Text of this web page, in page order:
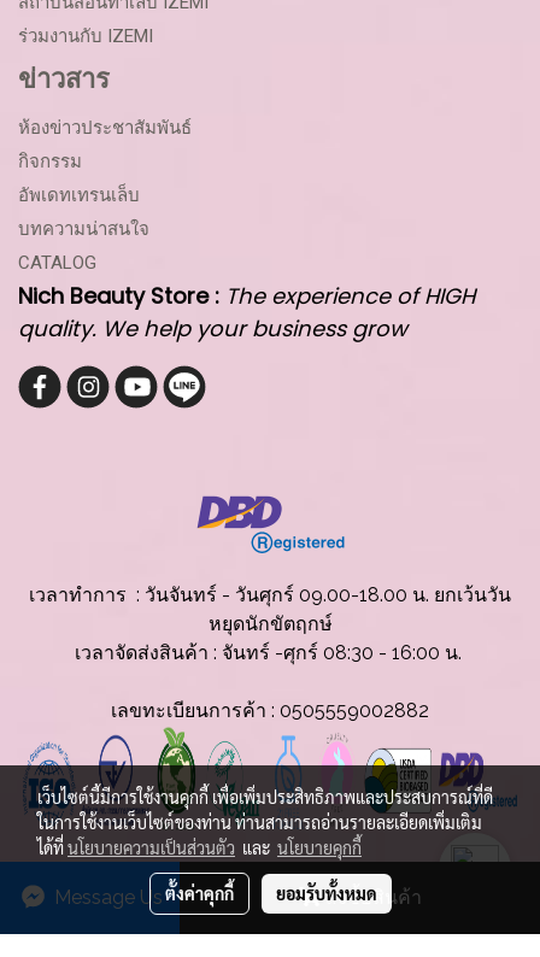
สั่งซื้อสินค้า
Message Us
ร่วมงานกับ IZEMI
ข่าวสาร
ห้องข่าวประชาสัมพันธ์
กิจกรรม
อัพเดทเทรนเล็บ
บทความน่าสนใจ
CATALOG
Nich Beauty Store : The experience of HIGH
quality. We help your business grow
เวลาทำการ : วันจันทร์ - วันศุกร์ 09.00-18.00 น. ยกเว้นวัน
หยุดนักขัตฤกษ์
เวลาจัดส่งสินค้า : จันทร์ -ศุกร์ 08:30 - 16:00 น.
เลขทะเบียนการค้า : 0505559002882
© Copyright 2025 All Rights Reserved.
เว็บไซต์นี้มีการใช้งานคุกกี้ เพื่อเพิ่มประสิทธิภาพและประสบการณ์ที่ดี
ในการใช้งานเว็บไซต์ของท่าน ท่านสามารถอ่านรายละเอียดเพิ่มเติม
ได้ที่นโยบายความเป็นส่วนตัว และ นโยบายคุกกี้
ตั้งค่าคุกกี้ ยอมรับทั้งหมด